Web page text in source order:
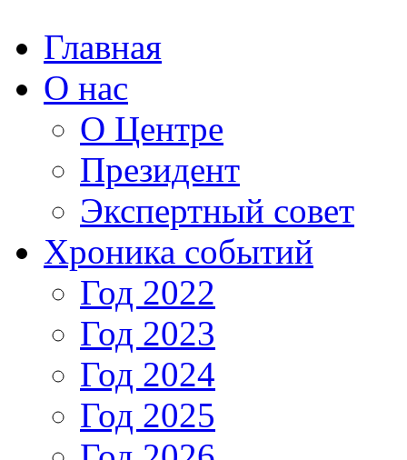
Главная
О нас
О Центре
Президент
Экспертный совет
Хроника событий
Год 2022
Год 2023
Год 2024
Год 2025